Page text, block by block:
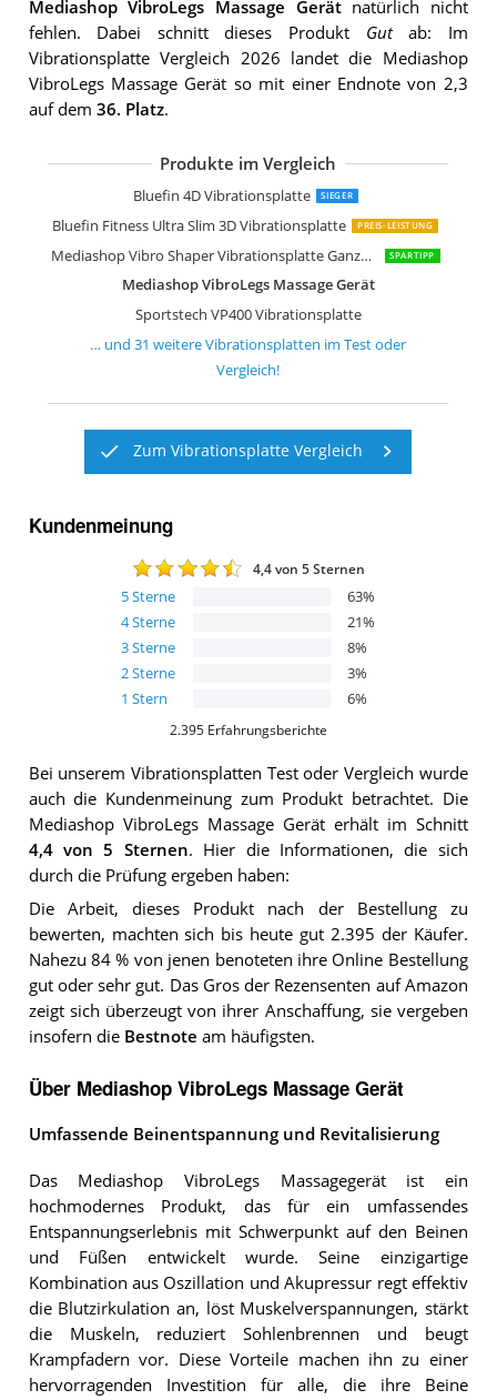
Mediashop VibroLegs Massage Gerätnatürlich nicht
fehlen. Dabei schnitt dieses Produkt Gutab: Im
Vibrationsplatte Vergleich 2026 landet die Mediashop
VibroLegs Massage Gerät so mit einer Endnote von 2,3
auf dem 36. Platz.
Produkte im Vergleich
Bluefin 4D Vibrationsplatte SIEGER
Bluefin Fitness Ultra Slim 3D Vibrationsplatte PREIS-LEISTUNG
Mediashop Vibro Shaper Vibrationsplatte Ganzkörper Trainingsgerät SPARTIPP
Mediashop VibroLegs Massage Gerät
Sportstech VP400 Vibrationsplatte
Sportstech Profi Vibrationsplatte
Bluefin Fitness 3D Dual-Motor
Kwasyo 3D Power Vibrationsplatte
Sportstech Vibrationsplatte VP200
Bluefin Fitness Vibrationsplatte Pro
skandika 4D Vibrationsplatte V2000
skandika 4D Vibrationsplatte V2500
Skandika 1091 Vibration Plate Home
Sportstech Vibrationsplatte VP210
skandika 900 Plus Vibrationsplatte
Klarfit Vibe 4DX Vibrationsplatte
Klarfit Vibe VX Vibrationsplatte
skandika Home Vibration Plate 500
Navaris Vibrationsplatte Ganzkörper
skandika Vibrationsplatte Virke aus
Skandika Vibrationsplatte V1 Twin
… und31 weitereVibrationsplatten im Test oder
Vergleich!
Zum Vibrationsplatte Vergleich
Kundenmeinung
4,4von 5 Sternen
5Sterne 63%
4Sterne 21%
3Sterne 8%
2Sterne 3%
1 Stern 6%
2.395 Erfahrungsberichte
Bei unseremVibrationsplatten Test oder Vergleich wurde
auch die Kundenmeinung zum Produkt betrachtet. Die
Mediashop VibroLegs Massage Geräterhält im Schnitt
4,4von 5 Sternen. Hier die Informationen, die sich
durch die Prüfung ergeben haben:
Die Arbeit, dieses Produkt nach der Bestellung zu
bewerten, machten sich bis heute gut 2.395 der Käufer.
Nahezu 84 % von jenen benoteten ihre Online Bestellung
gut oder sehr gut. Das Gros der Rezensenten auf Amazon
zeigt sich überzeugt von ihrer Anschaffung, sie vergeben
insofern die Bestnote am häufigsten.
Über Mediashop VibroLegs Massage Gerät
Umfassende Beinentspannung und Revitalisierung
Das Mediashop VibroLegs Massagegerät ist ein
hochmodernes Produkt, das für ein umfassendes
Entspannungserlebnis mit Schwerpunkt auf den Beinen
und Füßen entwickelt wurde. Seine einzigartige
Kombination aus Oszillation und Akupressur regt effektiv
die Blutzirkulation an, löst Muskelverspannungen, stärkt
die Muskeln, reduziert Sohlenbrennen und beugt
Krampfadern vor. Diese Vorteile machen ihn zu einer
hervorragenden Investition für alle, die ihre Beine